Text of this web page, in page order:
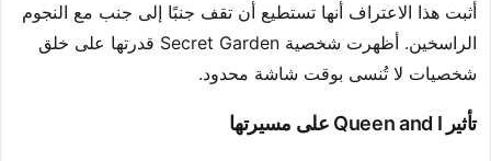
أثبت هذا الاعتراف أنها تستطيع أن تقف جنبًا إلى جنب مع النجوم
الراسخين. أظهرت شخصية Secret Garden قدرتها على خلق
شخصيات لا تُنسى بوقت شاشة محدود.
تأثير Queen and I على مسيرتها